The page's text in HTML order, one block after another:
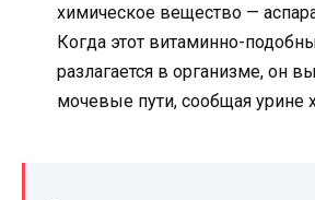
химическое вещество —
Когда этот витаминно-
разлагается в организме, он
мочевые пути, сообщая урине